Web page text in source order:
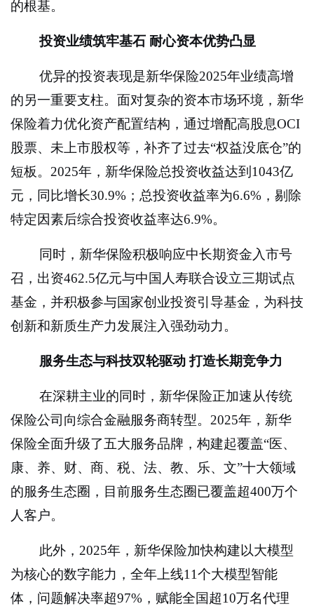
的根基。
投资业绩筑牢基石 耐心资本优势凸显
优异的投资表现是新华保险2025年业绩高增
的另一重要支柱。面对复杂的资本市场环境，新华
保险着力优化资产配置结构，通过增配高股息OCI
股票、未上市股权等，补齐了过去“权益没底仓”的
短板。2025年，新华保险总投资收益达到1043亿
元，同比增长30.9%；总投资收益率为6.6%，剔除
特定因素后综合投资收益率达6.9%。
同时，新华保险积极响应中长期资金入市号
召，出资462.5亿元与中国人寿联合设立三期试点
基金，并积极参与国家创业投资引导基金，为科技
创新和新质生产力发展注入强劲动力。
服务生态与科技双轮驱动 打造长期竞争力
在深耕主业的同时，新华保险正加速从传统
保险公司向综合金融服务商转型。2025年，新华
保险全面升级了五大服务品牌，构建起覆盖“医、
康、养、财、商、税、法、教、乐、文”十大领域
的服务生态圈，目前服务生态圈已覆盖超400万个
人客户。
此外，2025年，新华保险加快构建以大模型
为核心的数字能力，全年上线11个大模型智能
体，问题解决率超97%，赋能全国超10万名代理